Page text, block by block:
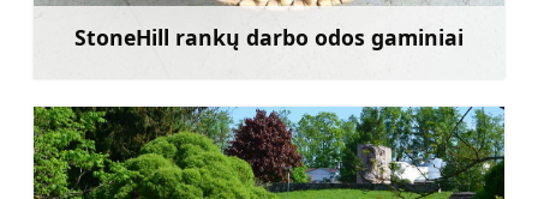
StoneHill rankų darbo odos gaminiai
Sužinoti daugiau